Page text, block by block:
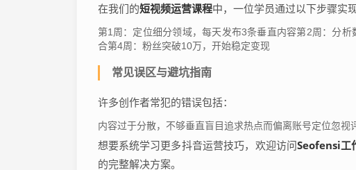
在我们的短视频运营课程中，一位学员通过以下步骤实
第1周：定位细分领域，每天发布3条垂直内容第2周：分
合第4周：粉丝突破10万，开始稳定变现
常见误区与避坑指南
许多创作者常犯的错误包括：
内容过于分散，不够垂直盲目追求热点而偏离账号定位忽视
想要系统学习更多抖音运营技巧，欢迎访问Seofensi工
的完整解决方案。